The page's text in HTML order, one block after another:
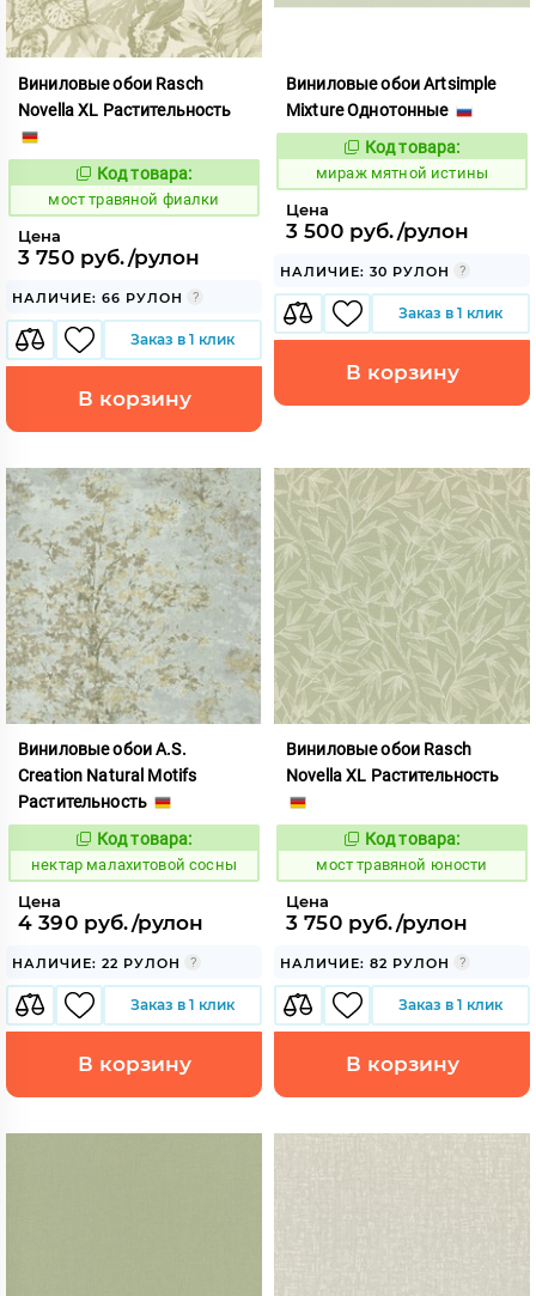
Виниловые обои Rasch
Novella XL Растительность
Код:
1028614
Код товара:
мост травяной фиалки
Цена
3 750 руб./рулон
НАЛИЧИЕ: 66 РУЛОН
Заказ в 1 клик
В корзину
Виниловые обои Artsimple
Mixture Однотонные
Код:
992161
Код товара:
мираж мятной истины
Цена
3 500 руб./рулон
НАЛИЧИЕ: 30 РУЛОН
Заказ в 1 клик
В корзину
Виниловые обои A.S.
Creation Natural Motifs
Растительность
Код:
1131597
Код товара:
нектар малахитовой сосны
Цена
4 390 руб./рулон
НАЛИЧИЕ: 22 РУЛОН
Заказ в 1 клик
В корзину
Виниловые обои Rasch
Novella XL Растительность
Код:
1028623
Код товара:
мост травяной юности
Цена
3 750 руб./рулон
НАЛИЧИЕ: 82 РУЛОН
Заказ в 1 клик
В корзину